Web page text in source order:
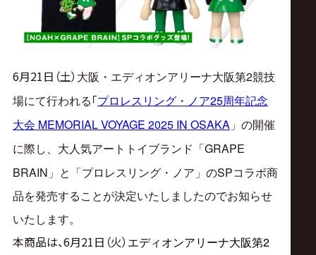
ノ
ア
公
式
6月21日（土） 大阪・エディオンアリーナ大阪第2競技
場にて行われる 「プロレスリング・ノア25周年記念
大会 MEMORIAL VOYAGE 2025 IN OSAKA」の開催
に際し、 大人気アートトイブランド「GRAPE
BRAIN」と「プロレスリング・ノア」のSPコラボ商
品を発売することが決定いたしましたのでお知らせ
いたします。
本商品は、6月21日（火） エディオンアリーナ大阪第2